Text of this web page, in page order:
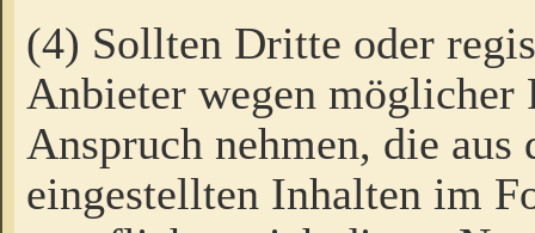
(4) Sollten Dritte oder
Anbieter wegen möglicher
Anspruch nehmen, die
eingestellten Inhalten im